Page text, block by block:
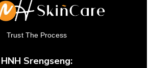
Trust The Process
HNH Srengseng: